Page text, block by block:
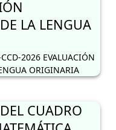
CUADRO
DE MÉRITOS